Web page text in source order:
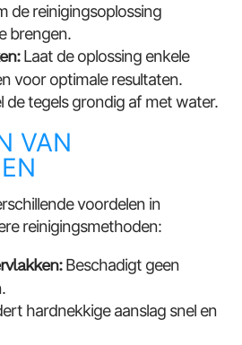
de reinigingsoplossing
brengen.
Laat de oplossing enkele
voor optimale resultaten.
de tegels grondig af met water.
VAN
voordelen in
reinigingsmethoden:
Beschadigt geen
hardnekkige aanslag snel en